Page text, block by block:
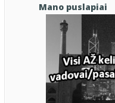
Mano puslapiai